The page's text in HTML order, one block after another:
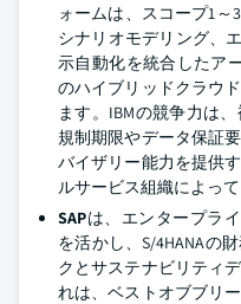
ォームは、スコープ1
シナリオモデリング、
示自動化を統合したア
のハイブリッドクラウ
ます。IBMの競争力は
規制期限やデータ保証
バイザリー能力を提供
ルサービス組織によっ
SAPは、エンタープラ
を活かし、S/4HANAの
クとサステナビリティ
れは、ベストオブブリ